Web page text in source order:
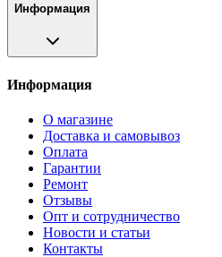
Информация
Информация
О магазине
Доставка и самовывоз
Оплата
Гарантии
Ремонт
Отзывы
Опт и сотрудничество
Новости и статьи
Контакты